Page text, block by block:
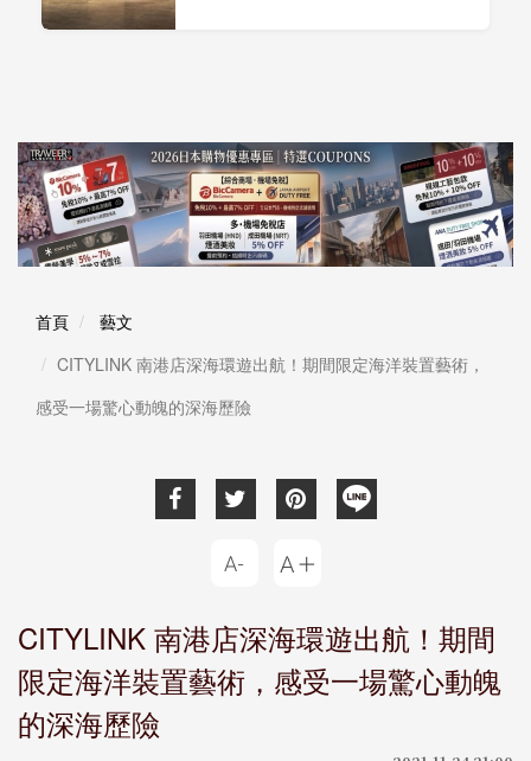
首頁
藝文
CITYLINK 南港店深海環遊出航！期間限定海洋裝置藝術，
感受一場驚心動魄的深海歷險
CITYLINK 南港店深海環遊出航！期間
限定海洋裝置藝術，感受一場驚心動魄
的深海歷險